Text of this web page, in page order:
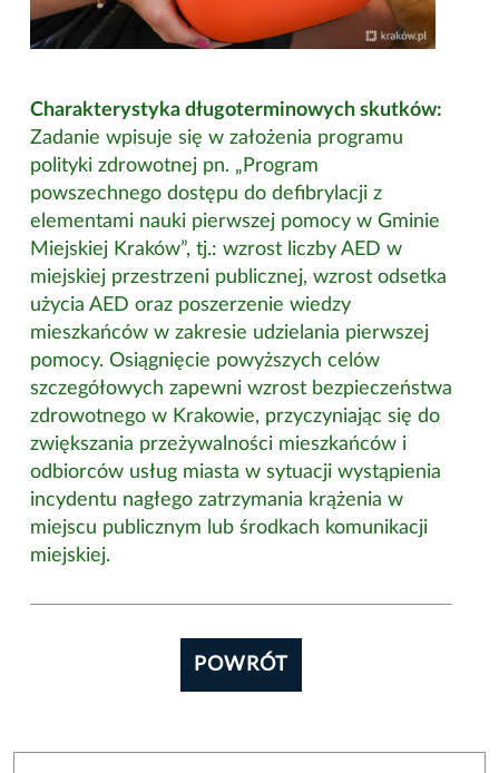
Charakterystyka długoterminowych skutków:
Zadanie wpisuje się w założenia programu
polityki zdrowotnej pn. „Program
powszechnego dostępu do defibrylacji z
elementami nauki pierwszej pomocy w Gminie
Miejskiej Kraków”, tj.: wzrost liczby AED w
miejskiej przestrzeni publicznej, wzrost odsetka
użycia AED oraz poszerzenie wiedzy
mieszkańców w zakresie udzielania pierwszej
pomocy. Osiągnięcie powyższych celów
szczegółowych zapewni wzrost bezpieczeństwa
zdrowotnego w Krakowie, przyczyniając się do
zwiększania przeżywalności mieszkańców i
odbiorców usług miasta w sytuacji wystąpienia
incydentu nagłego zatrzymania krążenia w
miejscu publicznym lub środkach komunikacji
miejskiej.
POWRÓT